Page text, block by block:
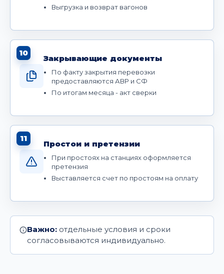
Выгрузка и возврат вагонов
10
Закрывающие документы
По факту закрытия перевозки
предоставляются АВР и СФ
По итогам месяца - акт сверки
11
Простои и претензии
При простоях на станциях оформляется
претензия
Выставляется счет по простоям на оплату
Важно: отдельные условия и сроки
согласовываются индивидуально.